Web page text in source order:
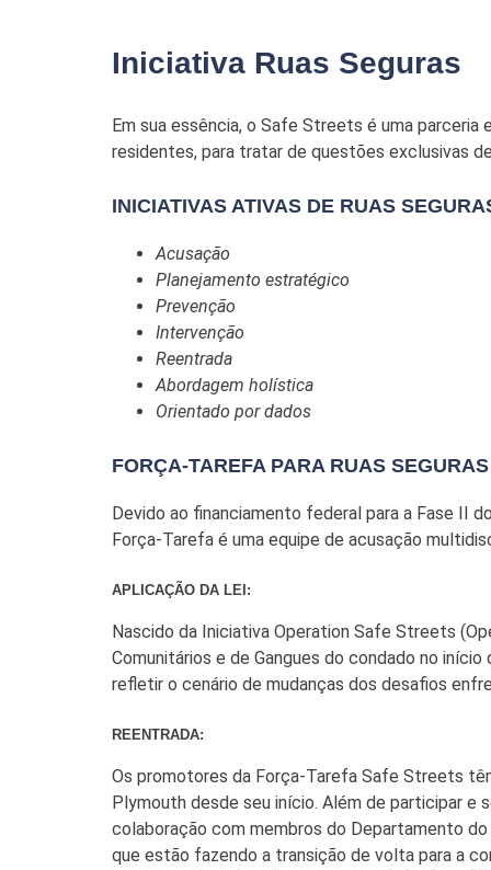
Iniciativa Ruas Seguras
Em sua essência, o Safe Streets é uma
residentes, para tratar de questões exclusivas
INICIATIVAS ATIVAS DE RUAS
Acusação
Planejamento estratégico
Prevenção
Intervenção
Reentrada
Abordagem holística
Orientado por dados
FORÇA-TAREFA PARA RUAS SEGURAS
Devido ao financiamento federal para a Fase II
Força-Tarefa é uma equipe de acusação
APLICAÇÃO DA LEI:
Nascido da Iniciativa Operation Safe Streets
Comunitários e de Gangues do condado no
refletir o cenário de mudanças dos desafios
REENTRADA:
Os promotores da Força-Tarefa Safe Streets
Plymouth desde seu início. Além de participar e
colaboração com membros do Departamento
que estão fazendo a transição de volta para a